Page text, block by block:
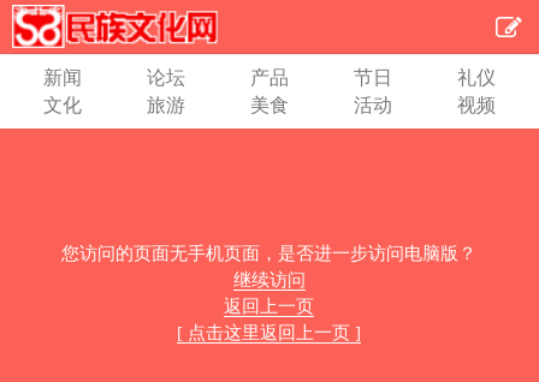
新闻 论坛 产品 节日
礼仪
文化
旅游 美食 活动 视频
您访问的页面无手机页面，是否进一步访问电脑版？
继续访问
返回上一页
[ 点击这里返回上一页 ]